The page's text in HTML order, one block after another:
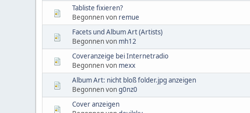
Tabliste fixieren?
Begonnen von remue
Facets und Album Art (Artists)
Begonnen von mh12
Coveranzeige bei Internetradio
Begonnen von mexx
Album Art: nicht bloß folder.jpg anzeigen
Begonnen vong0nz0
Cover anzeigen